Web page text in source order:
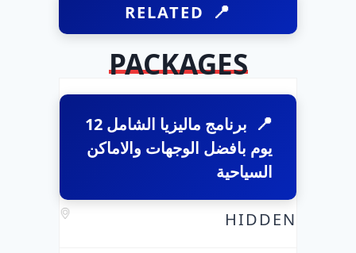
RELATED
PACKAGES
برنامج ماليزيا الشامل 12
يوم بافضل الوجهات والاماكن
السياحية
HIDDEN